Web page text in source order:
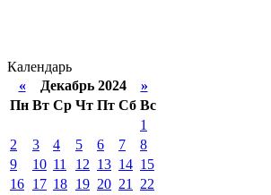
Календарь
«Декабрь 2024 »
Пн Вт Ср Чт Пт Сб Вс
1
2
3 4 5 6 7
8
9
10 11 12 13 14 15
16 17 18 19 20 21
22